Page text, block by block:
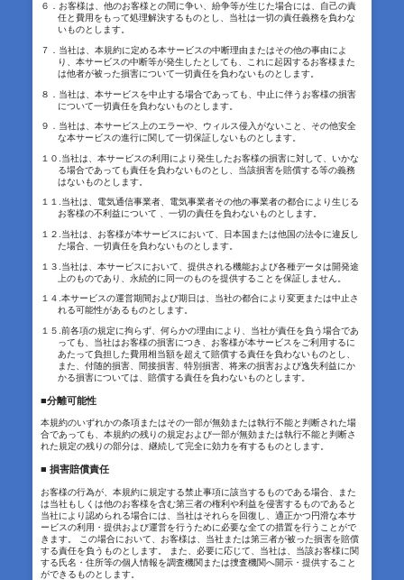
６．お客様は、他のお客様との間に争い、紛争等が生じた場合には、自己の責
任と費用をもって処理解決するものとし、当社は一切の責任義務を負わな
いものとします。
７．当社は、本規約に定める本サービスの中断理由またはその他の事由によ
り、本サービスの中断等が発生したとしても、これに起因するお客様また
は他者が被った損害について一切責任を負わないものとします。
８．当社は、本サービスを中止する場合であっても、中止に伴うお客様の損害
について一切責任を負わないものとします。
９．当社は、本サービス上のエラーや、ウィルス侵入がないこと、その他安全
な本サービスの進行に関して一切保証しないものとします。
１０.当社は、本サービスの利用により発生したお客様の損害に対して、いかな
る場合であっても責任を負わないものとし、当該損害を賠償する等の義務
はないものとします。
１１.当社は、電気通信事業者、電気事業者その他の事業者の都合により生じる
お客様の不利益について 、一切の責任を負わないものとします。
１２.当社は、お客様が本サービスにおいて、日本国または他国の法令に違反し
た場合、一切責任を負わないものとします。
１３.当社は、本サービスにおいて、提供される機能および各種データは開発途
上のものであり、永続的に同一のものを提供することを保証しません。
１４.本サービスの運営期間および期日は、当社の都合により変更または中止さ
れる可能性があるものとします。
１５.前各項の規定に拘らず、何らかの理由により、当社が責任を負う場合であ
っても、当社はお客様の損害につき、お客様が本サービスをご利用するに
あたって負担した費用相当額を超えて賠償する責任を負わないものとし、
また、付随的損害、間接損害、特別損害、将来の損害および逸失利益にか
かる損害については、賠償する責任を負わないものとします。
■分離可能性
本規約のいずれかの条項またはその一部が無効または執行不能と判断された場
合であっても、本規約の残りの規定および一部が無効または執行不能と判断さ
れた規定の残りの部分は、継続して完全に効力を有するものとします。
■ 損害賠償責任
お客様の行為が、本規約に規定する禁止事項に該当するものである場合、また
は当社もしくは他のお客様を含む第三者の権利や利益を侵害するものであると
当社により認められる場合には、当社はそれらを回復し、適正かつ円滑な本サ
ービスの利用・提供および運営を行うために必要な全ての措置を行うことがで
きます。 この場合において、お客様は、当社または第三者が被った損害を賠償
する責任を負うものとします。 また、必要に応じて、当社は、当該お客様に関
する氏名・住所等の個人情報を調査機関または捜査機関へ開示・提供すること
ができるものとします。